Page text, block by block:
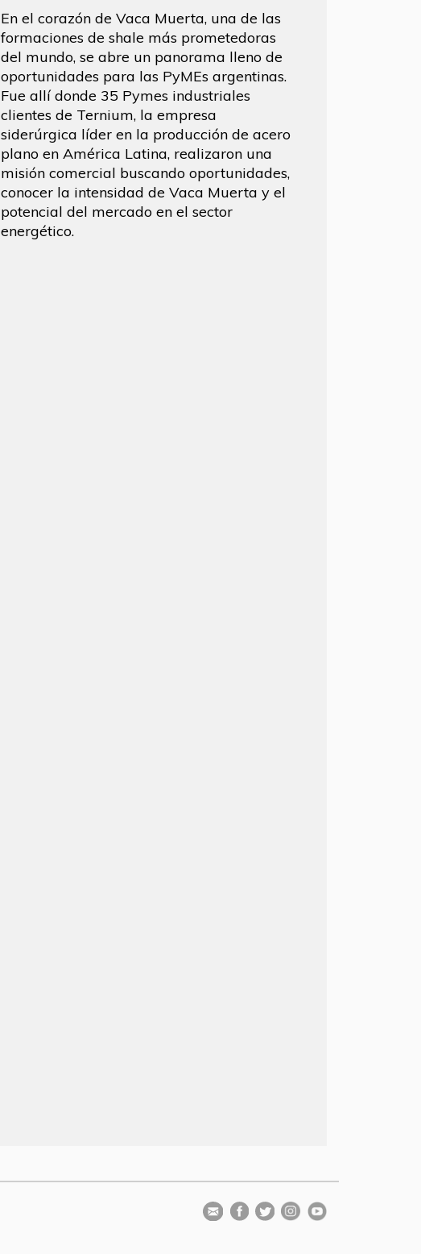
En el corazón de Vaca Muerta, una de las
formaciones de shale más prometedoras
del mundo, se abre un panorama lleno de
oportunidades para las PyMEs argentinas.
Fue allí donde 35 Pymes industriales
clientes de Ternium, la empresa
siderúrgica líder en la producción de acero
plano en América Latina, realizaron una
misión comercial buscando oportunidades,
conocer la intensidad de Vaca Muerta y el
potencial del mercado en el sector
energético.